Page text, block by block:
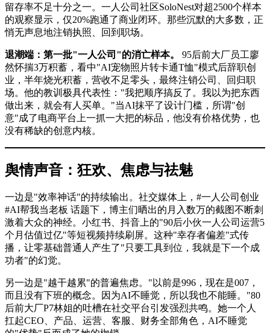
留存率不足十分之一。一人公司社区SoloNest对超2500个样本
的观察显示，仅20%跑通了商业闭环。那些沉默的大多数，正
悄无声息地注销执照、回到职场。
退潮端：第一批"一人公司"的消亡样本。
95后前大厂员工廖
然怀揣3万积蓄，看中"AI宠物照片转卡通T恤"模式后辞职创
业，半年烧光积蓄，营收不足零头，最终注销公司、回归职
场。他的教训极具代表性："我把顺序搞反了。我以为把东西
做出来，就会有人买单。"当AI抹平了设计门槛，所谓"创
意"成了电商平台上一抓一大把的标品，他没有价格优势，也
没有稀缺的创意内核。
舆情声音：狂欢、焦虑与祛魅
一边是"效率神话"的持续输出。社交媒体上，#一人公司创业
#AI帮我当老板 话题下，博主们晒出的月入数万的截图不断刺
激着大众的神经。小红书、抖音上的"90后小伙一人公司运营5
个月估值过亿"等短视频持续刷屏。这种"幸存者偏差"式传
播，让零基础普通人产生了"只要工具到位，我就是下一个成
功者"的幻觉。
另一边是"越干越累"的普遍焦虑。"以前是996，现在是007，
而且没有下班的概念。因为AI不睡觉，所以我也不能睡。"80
后前大厂P7林姐的吐槽在社交平台引发强烈共鸣。她一个人
扛起CEO、产品、运营、客服、财务全部角色，AI不睡觉